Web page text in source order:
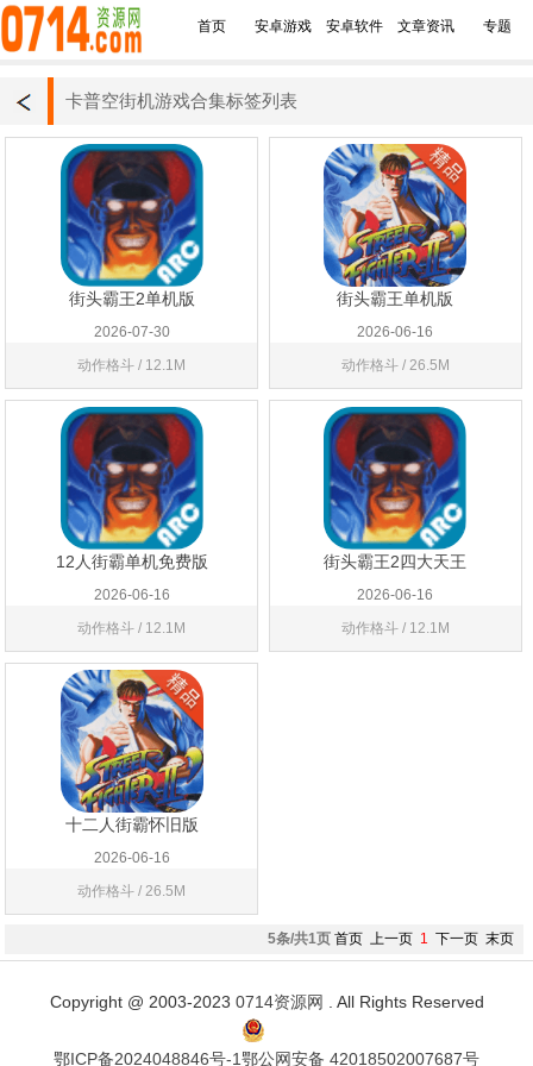
首页 安卓游戏 安卓软件 文章资讯 专题
卡普空街机游戏合集标签列表
街头霸王2单机版
2026-07-30
动作格斗 / 12.1M
街头霸王单机版
2026-06-16
动作格斗 / 26.5M
12人街霸单机免费版
2026-06-16
动作格斗 / 12.1M
街头霸王2四大天王
2026-06-16
动作格斗 / 12.1M
十二人街霸怀旧版
2026-06-16
动作格斗 / 26.5M
5条/共1页 首页 上一页 1 下一页 末页
Copyright @ 2003-2023 0714资源网 . All Rights Reserved
鄂ICP备2024048846号-1鄂公网安备 42018502007687号